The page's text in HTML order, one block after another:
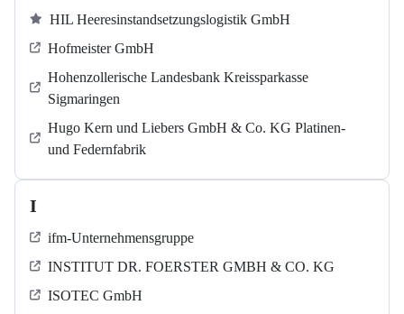
HIL Heeresinstandsetzungslogistik GmbH
Hofmeister GmbH
Hohenzollerische Landesbank Kreissparkasse
Sigmaringen
Hugo Kern und Liebers GmbH & Co. KG Platinen-
und Federnfabrik
I
ifm-Unternehmensgruppe
INSTITUT DR. FOERSTER GMBH & CO. KG
ISOTEC GmbH